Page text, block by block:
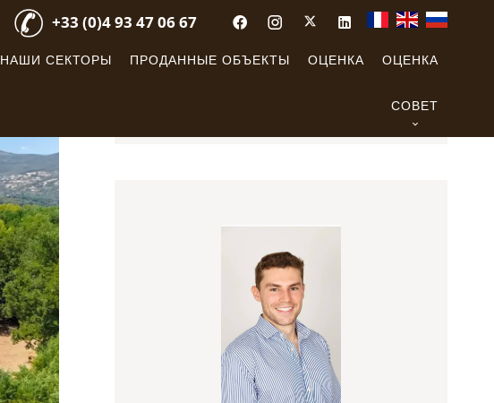
+33 (0)4 93 47 06 67
НАШИ СЕКТОРЫ ПРОДАННЫЕ ОБЪЕКТЫ ОЦЕНКА ОЦЕНКА
СОВЕТ